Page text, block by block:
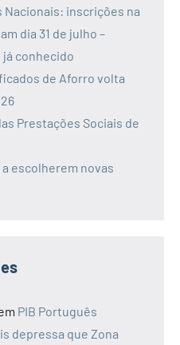
Nacionais: inscrições na
dia 31 de julho –
já conhecido
de Aforro volta
Prestações Sociais de
escolherem novas
PIB Português
depressa que Zona